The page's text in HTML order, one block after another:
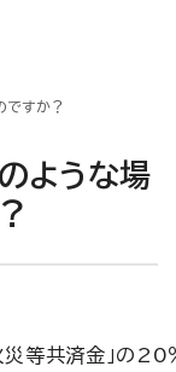
ですか？
ような場
済金」の20